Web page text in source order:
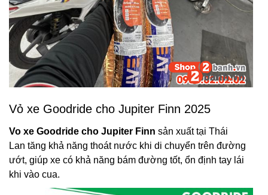
Vỏ xe Goodride cho Jupiter Finn 2025
Vo xe Goodride cho Jupiter Finn sản xuất tại Thái
Lan tăng khả năng thoát nước khi di chuyển trên đường
ướt, giúp xe có khả năng bám đường tốt, ổn định tay lái
khi vào cua.